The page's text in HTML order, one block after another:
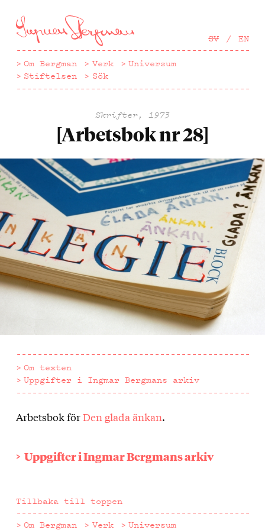
till
huvudinnehåll
SV EN
Om Bergman Verk
Universum
Stiftelsen
Sök
Skrifter, 1973
[Arbetsbok nr 28]
Om texten
Uppgifter i Ingmar Bergmans arkiv
Om
Arbetsbok förDen glada änkan.
Uppgifter i Ingmar Bergmans arkiv
Tillbaka till toppen
Om Bergman
Verk Universum